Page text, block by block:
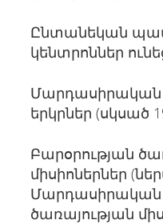
Ընտանեկան
կենտրոններ
Մարդասիրական
երկրներ (սկսած
Բարօրության
միսիոներներ
Մարդասիրական
ծառայության